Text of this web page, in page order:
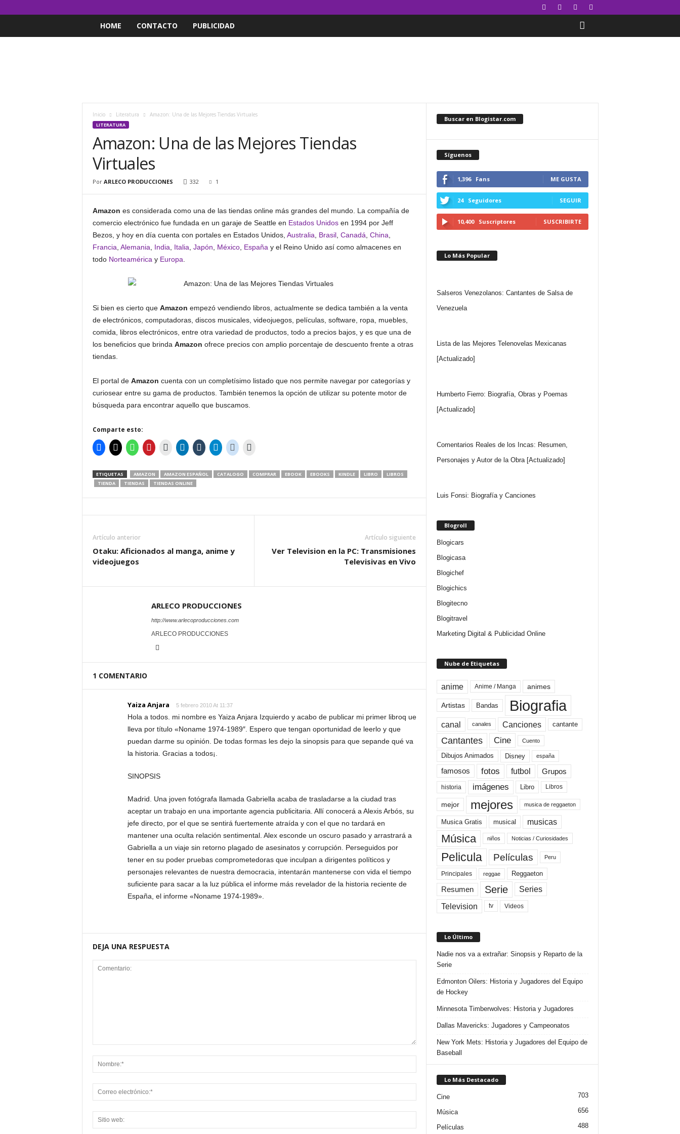
HOME CONTACTO PUBLICIDAD
Inicio Literatura Amazon: Una de las Mejores Tiendas Virtuales
LITERATURA
Amazon: Una de las Mejores Tiendas
Virtuales
Por ARLECO PRODUCCIONES 332 1
Amazon es considerada como una de las tiendas online más grandes del mundo. La compañía de
comercio electrónico fue fundada en un garaje de Seattle en Estados Unidosen 1994 por Jeff
Bezos, y hoy en día cuenta con portales en Estados Unidos, Australia Brasil, Canadá China
Francia Alemania India Italia Japón México, España y el Reino Unido así como almacenes en
todo Norteamérica y Europa
Si bien es cierto que Amazon empezó vendiendo libros, actualmente se dedica también a la venta
de electrónicos, computadoras, discos musicales, videojuegos, películas, software, ropa, muebles,
comida, libros electrónicos, entre otra variedad de productos, todo a precios bajos, y es que una de
los beneficios que brinda Amazon ofrece precios con amplio porcentaje de descuento frente a otras
tiendas.
El portal de Amazon cuenta con un completísimo listado que nos permite navegar por categorías y
curiosear entre su gama de productos. También tenemos la opción de utilizar su potente motor de
búsqueda para encontrar aquello que buscamos.
Comparte esto:
ETIQUETAS AMAZON AMAZON ESPAÑOL CATALOGO COMPRAR EBOOK EBOOKS KINDLE LIBRO
LIBROS
TIENDA
TIENDAS TIENDAS ONLINE
Artículo anterior
Otaku: Aficionados al manga, anime y
videojuegos
Artículo siguiente
Ver Television en la PC: Transmisiones
Televisivas en Vivo
ARLECO PRODUCCIONES
http://www.arlecoproducciones.com
ARLECO PRODUCCIONES
1 COMENTARIO
Yaiza Anjara 5 febrero 2010 At 11:37
Hola a todos. mi nombre es Yaiza Anjara Izquierdo y acabo de publicar mi primer libroq ue
lleva por título «Noname 1974-1989″. Espero que tengan oportunidad de leerlo y que
puedan darme su opinión. De todas formas les dejo la sinopsis para que sepande qué va
la historia. Gracias a todos¡.
SINOPSIS
Madrid. Una joven fotógrafa llamada Gabriella acaba de trasladarse a la ciudad tras
aceptar un trabajo en una importante agencia publicitaria. Allí conocerá a Alexis Arbós, su
jefe directo, por el que se sentirá fuertemente atraída y con el que no tardará en
mantener una oculta relación sentimental. Alex esconde un oscuro pasado y arrastrará a
Gabriella a un viaje sin retorno plagado de asesinatos y corrupción. Perseguidos por
tener en su poder pruebas comprometedoras que inculpan a dirigentes políticos y
personajes relevantes de nuestra democracia, intentarán mantenerse con vida el tiempo
suficiente para sacar a la luz pública el informe más revelador de la historia reciente de
España, el informe «Noname 1974-1989».
DEJA UNA RESPUESTA
Buscar en Blogistar.com
Síguenos
1,396 Fans ME GUSTA
24 Seguidores SEGUIR
10,400 Suscriptores SUSCRIBIRTE
Lo Más Popular
Salseros Venezolanos: Cantantes de Salsa de
Venezuela
Lista de las Mejores Telenovelas Mexicanas
[Actualizado]
Humberto Fierro: Biografía, Obras y Poemas
[Actualizado]
Comentarios Reales de los Incas: Resumen,
Personajes y Autor de la Obra [Actualizado]
Luis Fonsi: Biografía y Canciones
Blogroll
Blogicars
Blogicasa
Blogichef
Blogichics
Blogitecno
Blogitravel
Marketing Digital & Publicidad Online
Nube de Etiquetas
anime Anime / Manga animes
Artistas Bandas Biografia
canal canales Canciones cantante
Cantantes Cine Cuento
Dibujos Animados Disney españa
famosos fotos futbol Grupos
historia imágenes Libro Libros
mejor mejores musica de reggaeton
Musica Gratis musical musicas
Música niños Noticias / Curiosidades
Pelicula Películas Peru
Principales reggae Reggaeton
Resumen Serie Series
Television tv Videos
Lo Último
Nadie nos va a extrañar: Sinopsis y Reparto de la
Serie
Edmonton Oilers: Historia y Jugadores del Equipo
de Hockey
Minnesota Timberwolves: Historia y Jugadores
Dallas Mavericks: Jugadores y Campeonatos
New York Mets: Historia y Jugadores del Equipo de
Baseball
Lo Más Destacado
Cine 703
Música 656
Películas 488